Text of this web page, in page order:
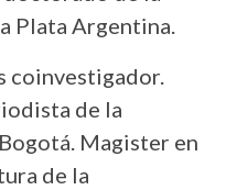
Plata Argentina.
coinvestigador.
de la
Magister en
de la